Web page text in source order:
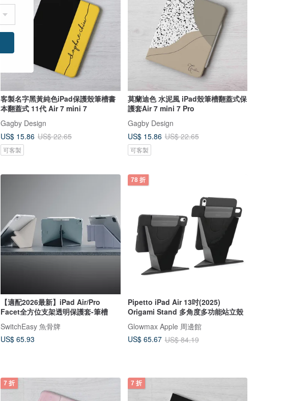
客製名字黑黃純色iPad保護殼筆槽書
本翻蓋式 11代 Air 7 mini 7
Gagby Design
US$ 15.86 US$ 22.65
可客製
莫蘭迪色 水泥風 iPad殼筆槽翻蓋式保
護套Air 7 mini 7 Pro
Gagby Design
US$ 15.86 US$ 22.65
可客製
【適配2026最新】iPad Air/Pro
Facet全方位支架透明保護套-筆槽
SwitchEasy 魚骨牌
US$ 65.93
78 折
Pipetto iPad Air 13吋(2025)
Origami Stand 多角度多功能站立殼
Glowmax Apple 周邊館
US$ 65.67 US$ 84.19
7 折 7 折